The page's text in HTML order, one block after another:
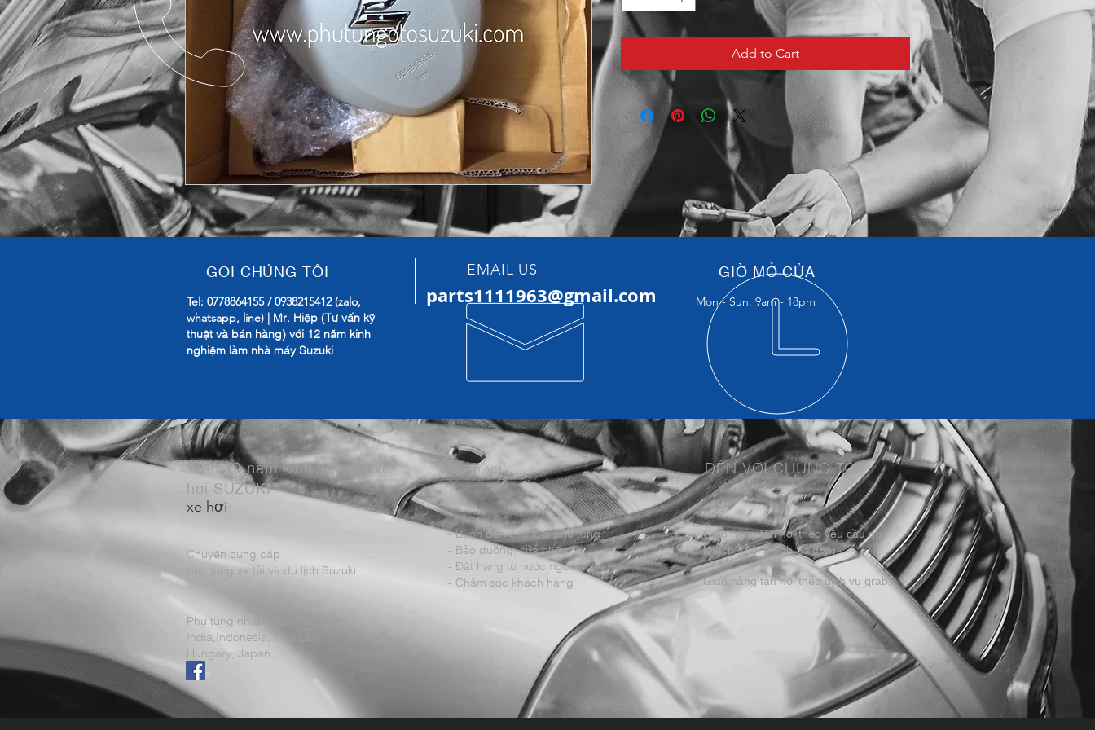
Add to Cart
GỌI CHÚNG TÔI
Tel: 0778864155 / 0938215412 (zalo,
whatsapp, line) | Mr. Hiệp (Tư vấn kỹ
thuật và bán hàng) với 12 năm kinh
nghiệm làm nhà máy Suzuki
EMAIL US
parts1111963@gmail.com
GIỜ MỞ CỬA
Mon - Sun: 9am - 18pm​
Trên 19 năm kinh nghiệm xe
hơi SUZUKI
xe hơi
Chuyên cung cấp
phụ tùng xe tải và du lịch Suzuki
Dịch vụ: ĐẾN VỚI CHÚNG TÔI
- Buôn bán các loại phụ tùng
- Bảo dưỡng; sửa chữa
- Đặt hàng từ nước ngoài
- Chăm sóc khách hàng
Giao hàng tận nơi theo yêu cầu quý
khách. (nội thành Saigon)
Giao hàng tận nơi theo dịch vụ grab.
Phụ tùng nhập khẩu trực tiếp từ
India,Indonesia, Thái Lan,
Hungary, Japan,...